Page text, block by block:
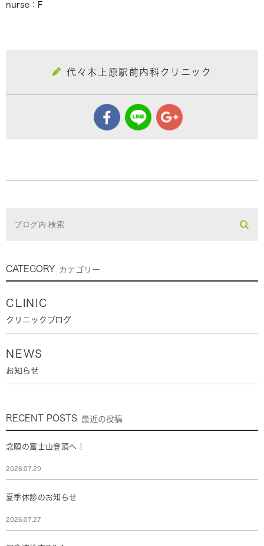
nurse：F
代々木上原駅前内科クリニック
CATEGORY カテゴリー
CLINIC
クリニックブログ
NEWS
お知らせ
RECENT POSTS 最近の投稿
念願の富士山登頂へ！
2026.07.29
夏季休診のお知らせ
2026.07.27